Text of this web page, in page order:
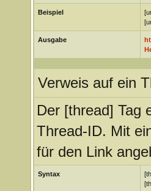
Beispiel
Ausgabe
Verweis auf ein
Der [thread] Tag
Thread-ID. Mit
für den Link
Syntax